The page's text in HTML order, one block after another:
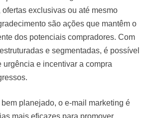
ofertas exclusivas ou até mesmo
são ações que mantêm o
dos potenciais compradores. Com
e segmentadas, é possível
urgência e incentivar a compra
planejado, o e-mail marketing é